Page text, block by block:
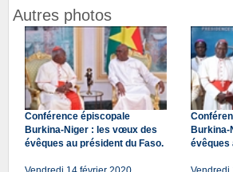
Autres photos
Conférence épiscopale
Burkina-Niger : les vœux des
évêques au président du Faso.
Burkina-
évêques